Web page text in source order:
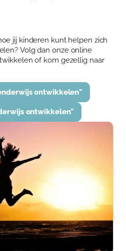
jij kinderen kunt helpen zich
Volg dan onze online
of kom gezellig naar
ontwikkelen"
ontwikkelen"